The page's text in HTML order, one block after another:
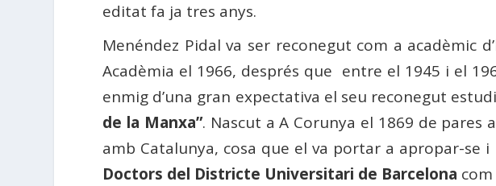
editat fa ja tres anys.
Menéndez Pidal va ser reconegut com a acadèmic
Acadèmia el 1966, després que entre el 1945 i el
enmig d’una gran expectativa el seu reconegut
de la Manxa”. Nascut a A Corunya el 1869 de
amb Catalunya, cosa que el va portar a apropar-
Doctors del Districte Universitari de Barcelona com